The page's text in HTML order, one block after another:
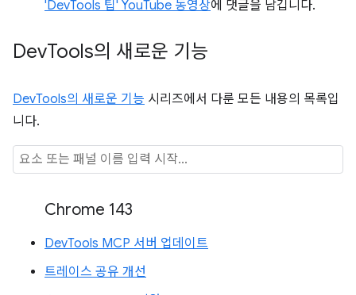
'DevTools 팁' YouTube 동영상에 댓글을 남깁니다.
DevTools의 새로운 기능
DevTools의 새로운 기능 시리즈에서 다룬 모든 내용의 목록입
니다.
Chrome 143
DevTools MCP 서버 업데이트
트레이스 공유 개선